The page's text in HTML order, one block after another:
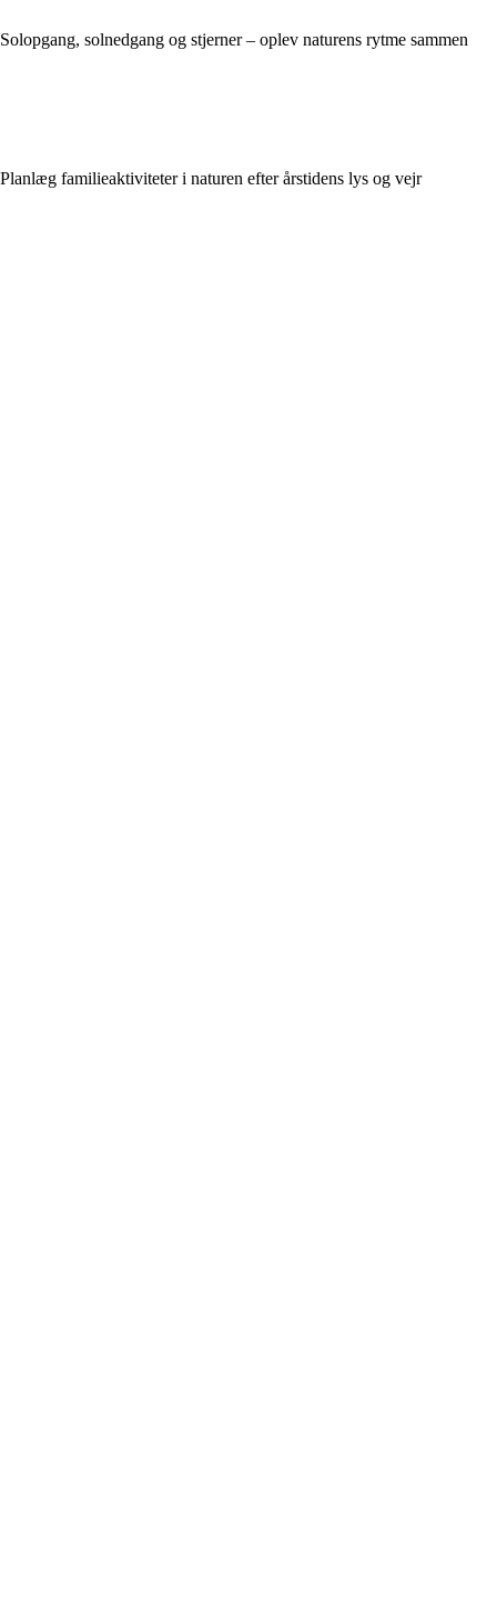
Solopgang, solnedgang og stjerner – oplev naturens rytme sammen
Planlæg familieaktiviteter i naturen efter årstidens lys og vejr